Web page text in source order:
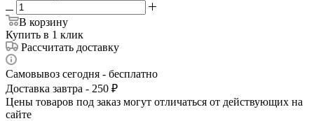
В корзину
Купить в 1 клик
Рассчитать доставку
Самовывоз сегодня - бесплатно
Доставка завтра - 250 ₽
Цены товаров под заказ могут отличаться от действующих на
сайте